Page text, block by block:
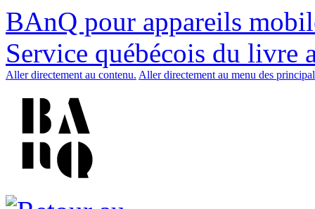
BAnQ pour appareils
Service québécois du livre
Aller directement au contenu. Aller directement au menu des